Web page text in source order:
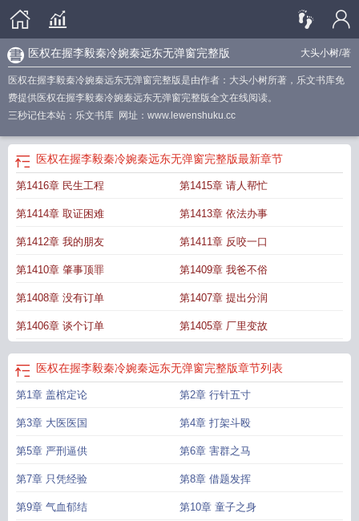
大头小树/著
医权在握李毅秦冷婉秦远东无弹窗完整版
医权在握李毅秦冷婉秦远东无弹窗完整版是由作者：大头小树所著，乐文书库免
费提供医权在握李毅秦冷婉秦远东无弹窗完整版全文在线阅读。
三秒记住本站：乐文书库 网址：www.lewenshuku.cc
医权在握李毅秦冷婉秦远东无弹窗完整版最新章节
第1416章 民生工程 第1415章 请人帮忙
第1414章 取证困难 第1413章 依法办事
第1412章 我的朋友 第1411章 反咬一口
第1410章 肇事顶罪 第1409章 我爸不俗
第1408章 没有订单 第1407章 提出分润
第1406章 谈个订单 第1405章 厂里变故
医权在握李毅秦冷婉秦远东无弹窗完整版章节列表
第1章 盖棺定论 第2章 行针五寸
第3章 大医医国 第4章 打架斗殴
第5章 严刑逼供 第6章 害群之马
第7章 只凭经验 第8章 借题发挥
第9章 气血郁结 第10章 童子之身